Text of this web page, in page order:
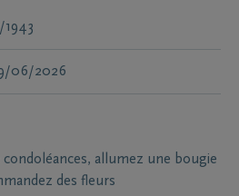
06/2026
condoléances, allumez une bougie
des fleurs